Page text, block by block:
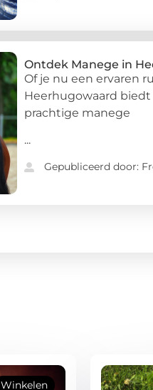
Ontdek Manege in
Of je nu een ervaren
Heerhugowaard biedt
prachtige manege
...
Gepubliceerd door:
Winkelen